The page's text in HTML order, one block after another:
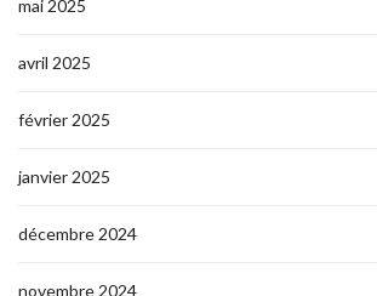
mai 2025
avril 2025
février 2025
janvier 2025
décembre 2024
novembre 2024